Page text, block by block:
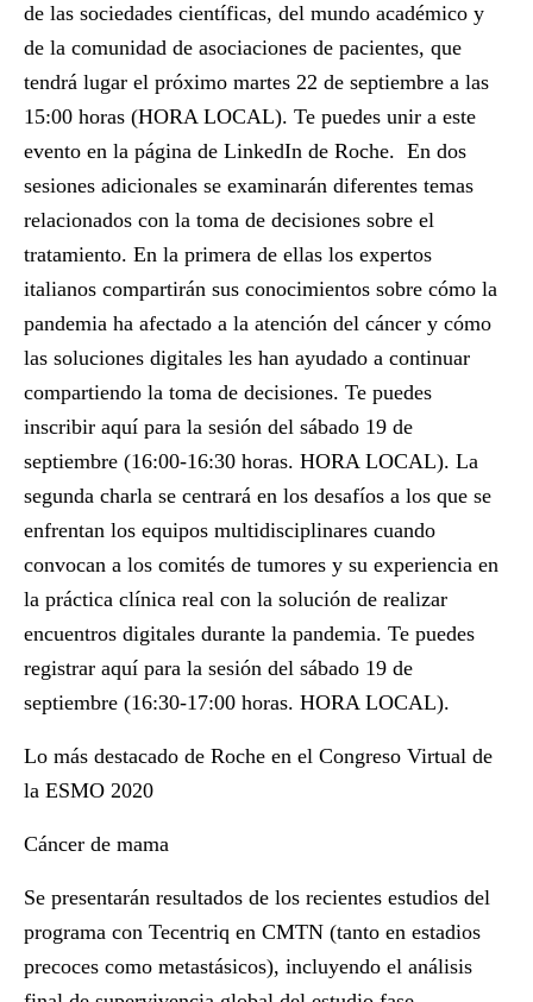
de las sociedades científicas, del mundo académico y
de la comunidad de asociaciones de pacientes, que
tendrá lugar el próximo martes 22 de septiembre a las
15:00 horas (HORA LOCAL). Te puedes unir a este
evento en la página de LinkedIn de Roche. En dos
sesiones adicionales se examinarán diferentes temas
relacionados con la toma de decisiones sobre el
tratamiento. En la primera de ellas los expertos
italianos compartirán sus conocimientos sobre cómo la
pandemia ha afectado a la atención del cáncer y cómo
las soluciones digitales les han ayudado a continuar
compartiendo la toma de decisiones. Te puedes
inscribir aquí para la sesión del sábado 19 de
septiembre (16:00-16:30 horas. HORA LOCAL). La
segunda charla se centrará en los desafíos a los que se
enfrentan los equipos multidisciplinares cuando
convocan a los comités de tumores y su experiencia en
la práctica clínica real con la solución de realizar
encuentros digitales durante la pandemia. Te puedes
registrar aquí para la sesión del sábado 19 de
septiembre (16:30-17:00 horas. HORA LOCAL).
Lo más destacado de Roche en el Congreso Virtual de
la ESMO 2020
Cáncer de mama
Se presentarán resultados de los recientes estudios del
programa con Tecentriq en CMTN (tanto en estadios
precoces como metastásicos), incluyendo el análisis